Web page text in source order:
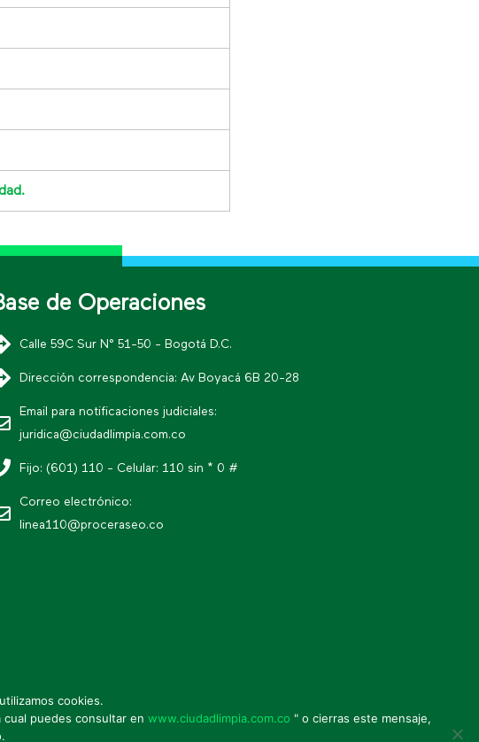
de Operaciones
Calle 59C Sur N° 51-50 - Bogotá D.C.
Dirección correspondencia: Av Boyacá 6B 20-28
Email para notificaciones judiciales:
juridica@ciudadlimpia.com.co
Fijo: (601) 110 - Celular: 110 sin * 0 #
Correo electrónico:
linea110@proceraseo.co
* Política de seguridad de la
información
cookies.
puedes consultar en www.ciudadlimpia.com.co " o cierras este mensaje,